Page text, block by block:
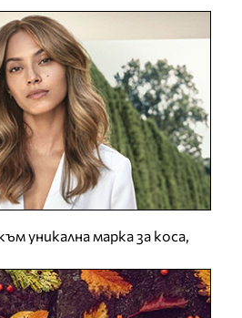
уникална марка за коса,